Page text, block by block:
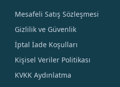
Mesafeli Satış Sözleşmesi
Gizlilik ve Güvenlik
İptal İade Koşulları
Kişisel Veriler Politikası
KVKK Aydınlatma